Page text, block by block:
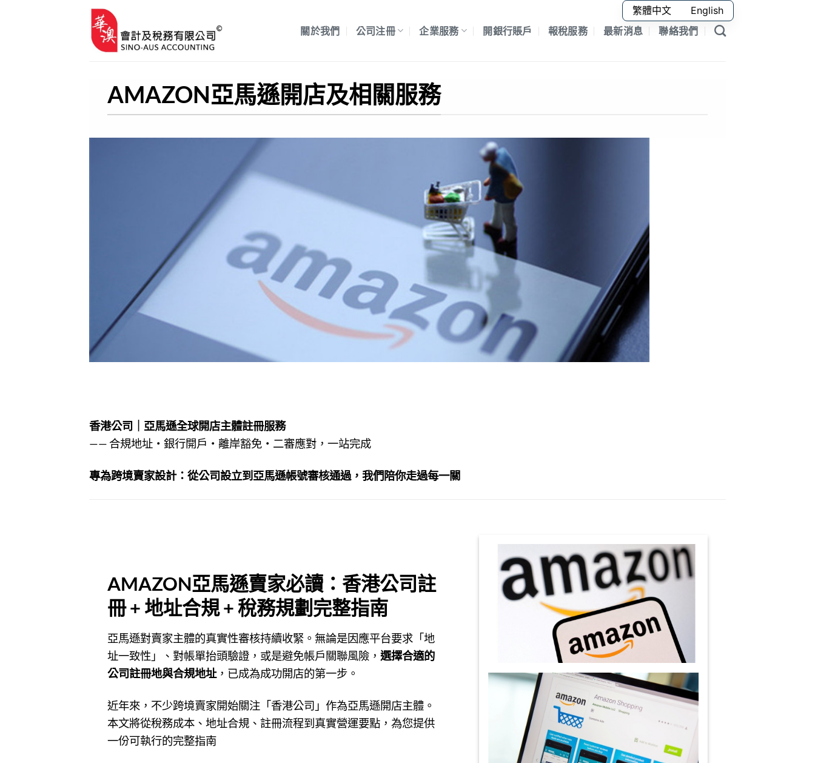
關於我們 公司注冊 企業服務 開銀行賬戶 報稅服務 最新消息 聯絡我們
AMAZON亞馬遜開店及相關服務
香港公司｜亞馬遜全球開店主體註冊服務
—— 合規地址・銀行開戶・離岸豁免・二審應對，一站完成
專為跨境賣家設計：從公司設立到亞馬遜帳號審核通過，我們陪你走過每一關
AMAZON亞馬遜賣家必讀：香港公司註
冊 + 地址合規 + 稅務規劃完整指南
亞馬遜對賣家主體的真實性審核持續收緊。無論是因應平台要求「地
址一致性」、對帳單抬頭驗證，或是避免帳戶關聯風險， 選擇合適的
公司註冊地與合規地址，已成為成功開店的第一步。
近年來，不少跨境賣家開始關注「香港公司」作為亞馬遜開店主體。
本文將從稅務成本、地址合規、註冊流程到真實營運要點，為您提供
一份可執行的完整指南
繁體中文 English